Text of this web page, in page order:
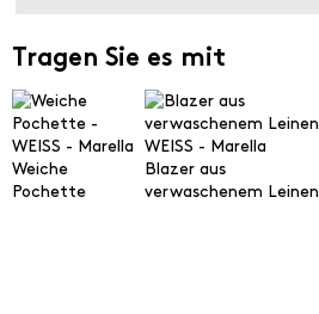
Tragen Sie es mit
Weiche
Pochette
Blazer aus
verwaschenem Leinen